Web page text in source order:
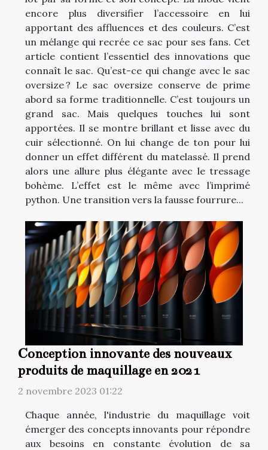
encore plus diversifier l’accessoire en lui
apportant des affluences et des couleurs. C’est
un mélange qui recrée ce sac pour ses fans. Cet
article contient l’essentiel des innovations que
connaît le sac. Qu’est-ce qui change avec le sac
oversize ? Le sac oversize conserve de prime
abord sa forme traditionnelle. C’est toujours un
grand sac. Mais quelques touches lui sont
apportées. Il se montre brillant et lisse avec du
cuir sélectionné. On lui change de ton pour lui
donner un effet différent du matelassé. Il prend
alors une allure plus élégante avec le tressage
bohème. L’effet est le même avec l’imprimé
python. Une transition vers la fausse fourrure...
Conception innovante des nouveaux
produits de maquillage en 2021
2 novembre 2023 01:22
Chaque année, l'industrie du maquillage voit
émerger des concepts innovants pour répondre
aux besoins en constante évolution de sa